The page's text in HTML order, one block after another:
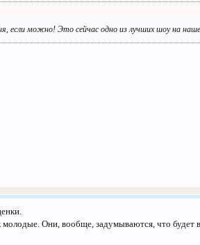
можно! Это сейчас одно из лучших шоу на
Они, вообще, задумываются, что будет